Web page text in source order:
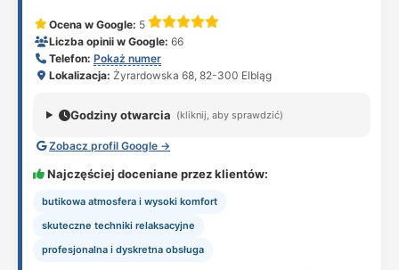
Ocena w Google: 5
Liczba opinii w Google: 66
Telefon: Pokaż numer
Lokalizacja: Żyrardowska 68, 82-300 Elbląg
Godziny otwarcia (kliknij, aby sprawdzić)
Zobacz profil Google →
Najczęściej doceniane przez klientów:
butikowa atmosfera i wysoki komfort
skuteczne techniki relaksacyjne
profesjonalna i dyskretna obsługa